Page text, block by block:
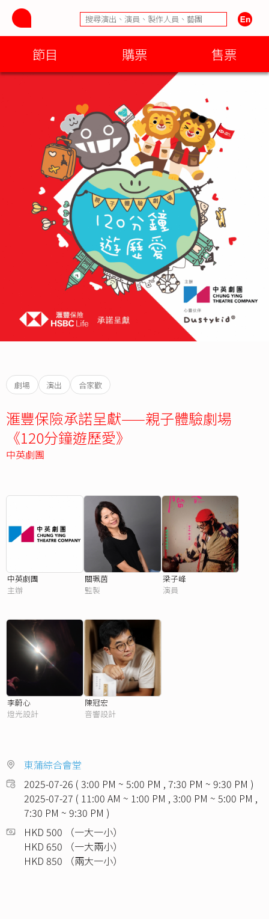
節目 購票 售票
劇場 演出 合家歡
滙豐保險承諾呈獻——親子體驗劇場
《120分鐘遊歷愛》
中英劇團
中英劇團
主辦
關珮茵
監製
梁子峰
演員
李蔚心
燈光設計
陳冠宏
音響設計
東蒲綜合會堂
2025-07-26 ( 3:00 PM ~ 5:00 PM , 7:30 PM ~ 9:30 PM )
2025-07-27 ( 11:00 AM ~ 1:00 PM , 3:00 PM ~ 5:00 PM ,
7:30 PM ~ 9:30 PM )
HKD 500 （一大一小）
HKD 650 （一大兩小）
HKD 850 （兩大一小）